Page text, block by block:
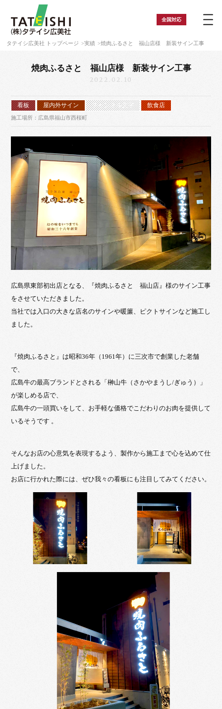
全国対応
タテイシ広美社 トップページ 実績 焼肉ふるさと 福山店様 新装サイン工事
焼肉ふるさと 福山店様 新装サイン工事
2022.02.10
看板 屋内外サイン チャンネル文字 飲食店
施工場所：広島県福山市西桜町
広島県東部初出店となる、『焼肉ふるさと 福山店』様のサイン工事
をさせていただきました。
当社では入口の大きな店名のサインや暖簾、ピクトサインなど施工し
ました。
『焼肉ふるさと』は昭和36年（1961年）に三次市で創業した老舗
で、
広島牛の最高ブランドとされる「榊山牛（さかやまうし/ぎゅう）」
が楽しめる店で、
広島牛の一頭買いをして、お手軽な価格でこだわりのお肉を提供して
いるそうです 。
そんなお店の心意気を表現するよう、製作から施工まで心を込めて仕
上げました。
お店に行かれた際には、ぜひ我々の看板にも注目してみてください。